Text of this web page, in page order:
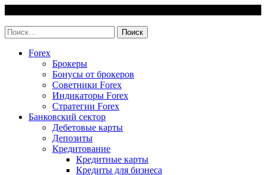
content
Найти:
Forex
Брокеры
Бонусы от брокеров
Советники Forex
Индикаторы Forex
Стратегии Forex
Банковский сектор
Дебетовые карты
Депозиты
Кредитование
Кредитные карты
Кредиты для бизнеса